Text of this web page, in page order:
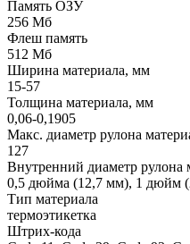
Память ОЗУ
256 Мб
Флеш память
512 Мб
Ширина материала, мм
15-57
Толщина материала, мм
0,06-0,1905
Макс. диаметр рулона
127
Внутренний диаметр рулона
0,5 дюйма (12,7 мм), 1 дюйм
Тип материала
термоэтикетка
Штрих-кода